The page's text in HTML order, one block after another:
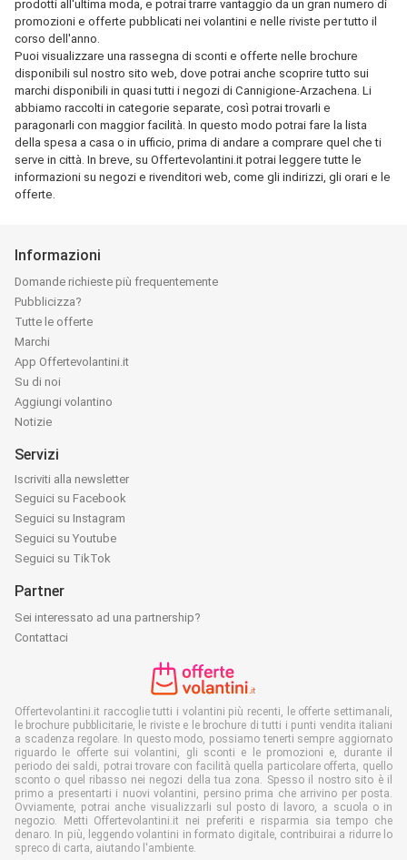
prodotti all'ultima moda, e potrai trarre vantaggio da un gran numero di
promozioni e offerte pubblicati nei volantini e nelle riviste per tutto il
corso dell'anno.
Puoi visualizzare una rassegna di sconti e offerte nelle brochure
disponibili sul nostro sito web, dove potrai anche scoprire tutto sui
marchi disponibili in quasi tutti i negozi di Cannigione-Arzachena. Li
abbiamo raccolti in categorie separate, così potrai trovarli e
paragonarli con maggior facilità. In questo modo potrai fare la lista
della spesa a casa o in ufficio, prima di andare a comprare quel che ti
serve in città. In breve, su Offertevolantini.it potrai leggere tutte le
informazioni su negozi e rivenditori web, come gli indirizzi, gli orari e le
offerte.
Informazioni
Domande richieste più frequentemente
Pubblicizza?
Tutte le offerte
Marchi
App Offertevolantini.it
Su di noi
Aggiungi volantino
Notizie
Servizi
Iscriviti alla newsletter
Seguici su Facebook
Seguici su Instagram
Seguici su Youtube
Seguici su TikTok
Partner
Sei interessato ad una partnership?
Contattaci
Offertevolantini.it raccoglie tutti i volantini più recenti, le offerte settimanali,
le brochure pubblicitarie, le riviste e le brochure di tutti i punti vendita italiani
a scadenza regolare. In questo modo, possiamo tenerti sempre aggiornato
riguardo le offerte sui volantini, gli sconti e le promozioni e, durante il
periodo dei saldi, potrai trovare con facilità quella particolare offerta, quello
sconto o quel ribasso nei negozi della tua zona. Spesso il nostro sito è il
primo a presentarti i nuovi volantini, persino prima che arrivino per posta.
Ovviamente, potrai anche visualizzarli sul posto di lavoro, a scuola o in
negozio. Metti Offertevolantini.it nei preferiti e risparmia sia tempo che
denaro. In più, leggendo volantini in formato digitale, contribuirai a ridurre lo
spreco di carta, aiutando l'ambiente.